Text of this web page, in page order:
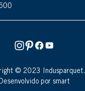
© 2023 Indusparquet.
Desenvolvido por smart